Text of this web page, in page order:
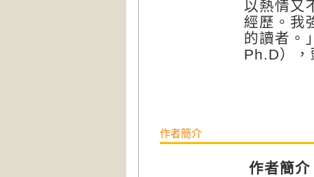
以熱情又
經歷。我
的讀者。
Ph.D）
作者簡介
作者簡介